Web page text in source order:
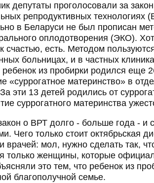
депутаты проголосовали за
репродуктивных технологиях
в Беларуси не был прописан
оплодотворения (ЭКО).
счастью, есть. Методом
больницах, и в частных
ребенок из пробирки родился еще
«суррогатное материнство» в
эти 13 детей родились от
суррогатного материнства
о ВРТ долго - больше года - и
Чего только стоит октябрьская
врачей: мол, нужно сделать так,
только женщины, которые
это тем, что ребенок из
благополучной семье.